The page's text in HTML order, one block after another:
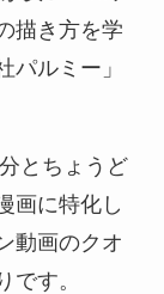
描き方を学
パルミー」
とちょうど
画に特化し
動画のクオ
です。